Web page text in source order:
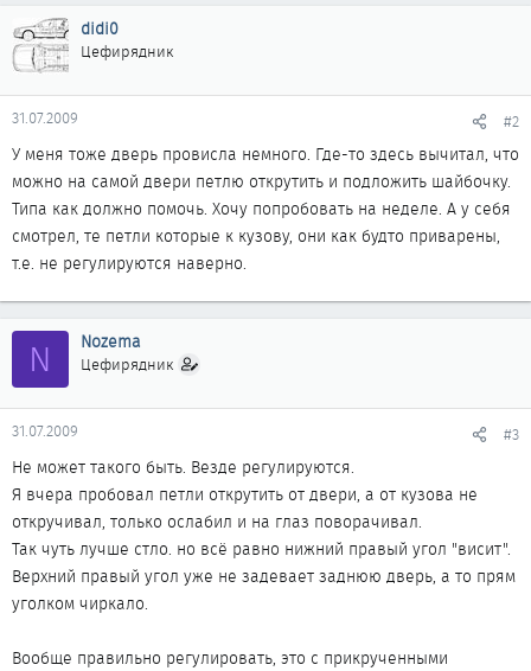
didi0
Цефирядник
31.07.2009 #2
У меня тоже дверь провисла немного. Где-то здесь вычитал, что
можно на самой двери петлю открутить и подложить шайбочку.
Типа как должно помочь. Хочу попробовать на неделе. А у себя
смотрел, те петли которые к кузову, они как будто приварены,
т.е. не регулируются наверно.
N Nozema
Цефирядник
31.07.2009 #3
Не может такого быть. Везде регулируются.
Я вчера пробовал петли открутить от двери, а от кузова не
откручивал, только ослабил и на глаз поворачивал.
Так чуть лучше стло. но всё равно нижний правый угол "висит".
Верхний правый угол уже не задевает заднюю дверь, а то прям
уголком чиркало.
Вообще правильно регулировать, это с прикрученными